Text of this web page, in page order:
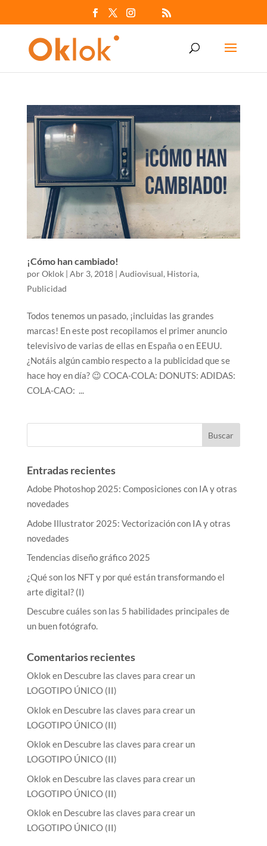
¡Cómo han cambiado!
porOklok| Abr 3, 2018| Audiovisual, Historia,
Publicidad
Todos tenemos un pasado, ¡incluidas las grandes
marcas! En este post recopilamos el primer anuncio
televisivo de varias de ellas en España o en EEUU.
¿Notáis algún cambio respecto a la publicidad que se
hace hoy en día? 😉 COCA-COLA: DONUTS: ADIDAS:
COLA-CAO: ...
Entradas recientes
Adobe Photoshop 2025: Composiciones con IA y otras
novedades
Adobe Illustrator 2025: Vectorización con IA y otras
novedades
Tendencias diseño gráfico 2025
¿Qué son los NFT y por qué están transformando el
arte digital? (I)
Descubre cuáles son las 5 habilidades principales de
un buen fotógrafo.
Comentarios recientes
Oklok en Descubre las claves para crear un
LOGOTIPO ÚNICO (II)
Oklok en Descubre las claves para crear un
LOGOTIPO ÚNICO (II)
Oklok en Descubre las claves para crear un
LOGOTIPO ÚNICO (II)
Oklok en Descubre las claves para crear un
LOGOTIPO ÚNICO (II)
Oklok en Descubre las claves para crear un
LOGOTIPO ÚNICO (II)